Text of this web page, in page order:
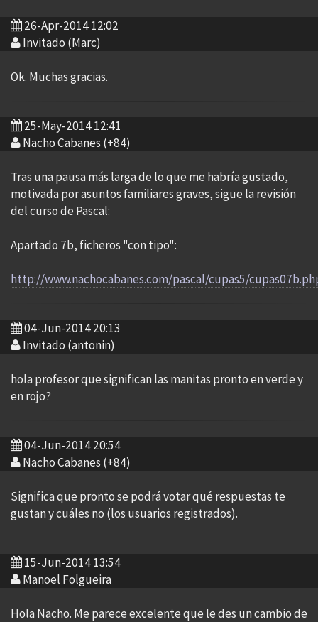
26-Apr-2014 12:02
Invitado (Marc)
Ok. Muchas gracias.
25-May-2014 12:41
Nacho Cabanes (+84)
Tras una pausa más larga de lo que me habría gustado,
motivada por asuntos familiares graves, sigue la revisión
del curso de Pascal:
Apartado 7b, ficheros "con tipo":
http://www.nachocabanes.com/pascal/cupas5/
04-Jun-2014 20:13
Invitado (antonin)
hola profesor que significan las manitas pronto en verde y
en rojo?
04-Jun-2014 20:54
Nacho Cabanes (+84)
Significa que pronto se podrá votar qué respuestas te
gustan y cuáles no (los usuarios registrados).
15-Jun-2014 13:54
Manoel Folgueira
Hola Nacho. Me parece excelente que le des un cambio de